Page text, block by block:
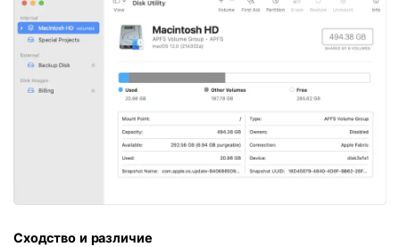
Сходство и различие